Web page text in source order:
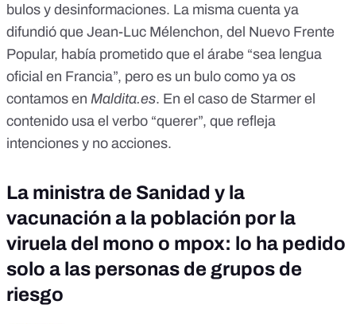
bulos y desinformaciones. La misma cuenta ya
difundió que Jean-Luc Mélenchon, del Nuevo Frente
Popular, había prometido que el árabe “sea lengua
oficial en Francia”, pero es un bulo como ya os
contamos en Maldita.es. En el caso de Starmer el
contenido usa el verbo “querer”, que refleja
intenciones y no acciones.
La ministra de Sanidad y la
vacunación a la población por la
viruela del mono o mpox: lo ha pedido
solo a las personas de grupos de
riesgo